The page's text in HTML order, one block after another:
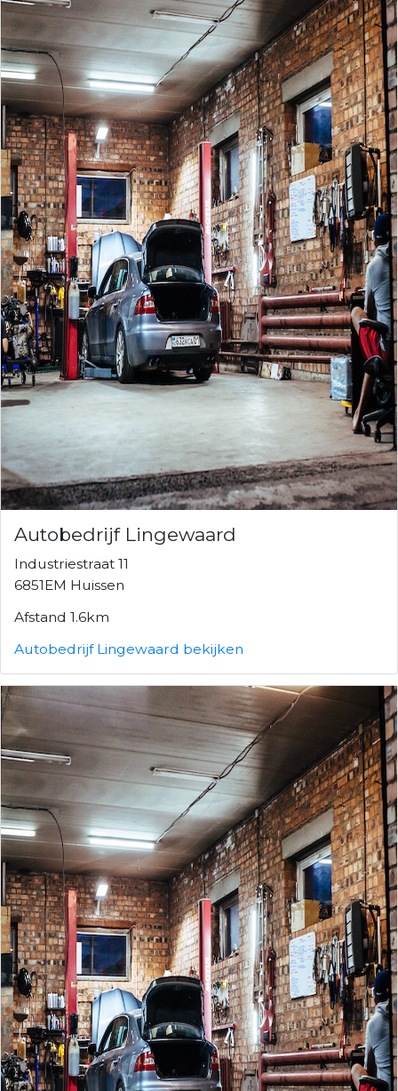
Autobedrijf Lingewaard
Industriestraat 11
6851EM Huissen
Afstand 1.6km
Autobedrijf Lingewaard bekijken